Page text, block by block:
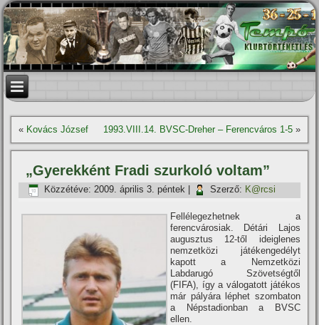
« Kovács József 1993.VIII.14. BVSC-Dreher – Ferencváros 1-5»
„Gyerekként Fradi szurkoló voltam”
Közzétéve: 2009. április 3. péntek Szerző: K@rcsi
Fellélegezhetnek a
ferencvárosiak. Détári Lajos
augusztus 12-től ideiglenes
nemzetközi játékengedélyt
kapott a Nemzetközi
Labdarugó Szövetségtől
(FIFA), í­gy a válogatott játékos
már pályára léphet szombaton
a Népstadionban a BVSC
ellen.